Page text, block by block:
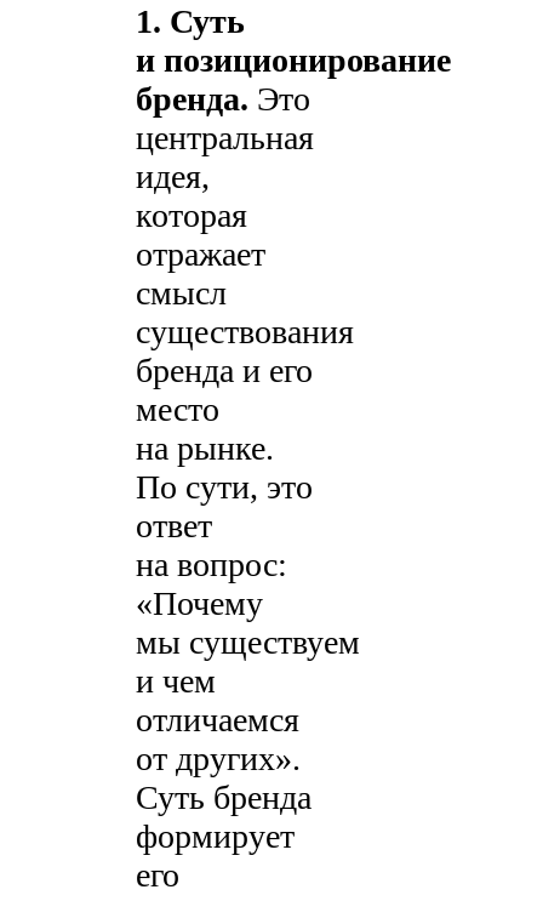
1. Суть
и позиционирование
бренда. Это
центральная
идея,
которая
отражает
смысл
существования
бренда и его
место
на рынке.
По сути, это
ответ
на вопрос:
«Почему
мы существуем
и чем
отличаемся
от других».
Суть бренда
формирует
его